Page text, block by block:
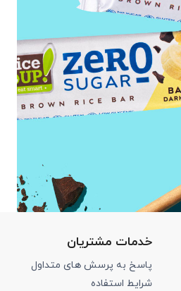
خدمات مشتریان
پاسخ به پرسش های متداول
شرایط استفاده